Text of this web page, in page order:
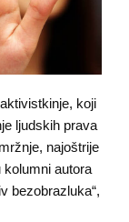
koji
ljudskih prava
najoštrije
kolumni autora
bezobrazluka“,